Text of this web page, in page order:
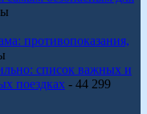
противопоказания,
список важных и
поездках - 44 299